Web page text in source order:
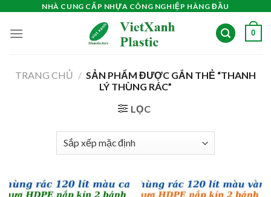
content
NHÀ CUNG CẤP NHỰA CÔNG NGHIỆP HÀNG ĐẦU
0
TRANG CHỦ / SẢN PHẨM ĐƯỢC GẮN THẺ “THANH
LÝ THÙNG RÁC”
LỌC